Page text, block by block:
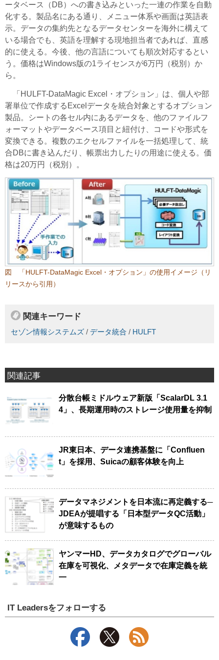
ータベース（DB）への書き込みといった一連の作業を自動
化する。製品名にある通り、メニュー体系や画面は英語表
示。データの集約先となるデータセンターを海外に構えて
いる場合でも、英語を理解する現地担当者であれば、直感
的に使える。今後、他の言語についても順次対応するとい
う。価格はWindows版の1ライセンスが6万円（税別）か
ら。
「HULFT-DataMagic Excel・オプション」は、個人や部
署単位で作成するExcelデータを統合対象とするオプション
製品。シートの各セル内にあるデータを、他のファイルフ
ォーマットやデータベース項目と紐付け、コードや形式を
変換できる。複数のエクセルファイルを一括処理して、統
合DBに書き込んだり、帳票出力したりの用途に使える。価
格は20万円（税別）。
図 「HULFT-DataMagic Excel・オプション」の使用イメージ（リ
リースから引用）
関連キーワード
セゾン情報システムズ / データ統合 / HULFT
関連記事
分散台帳ミドルウェア新版「ScalarDL 3.1
4」、長期運用時のストレージ使用量を抑制
JR東日本、データ連携基盤に「Confluen
t」を採用、Suicaの顧客体験を向上
データマネジメントを日本流に再定義する─
JDEAが提唱する「日本型データQC活動」
が意味するもの
ヤンマーHD、データカタログでグローバル
在庫を可視化、メタデータで在庫定義を統
一
IT Leadersをフォローする